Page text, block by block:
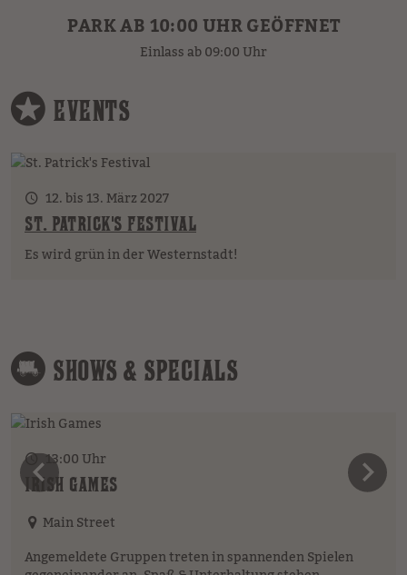
PARK AB 10:00 UHR GEÖFFNET
Einlass ab 09:00 Uhr
EVENTS
12. bis 13. März 2027
ST. PATRICK'S FESTIVAL
Es wird grün in der Westernstadt!
SHOWS & SPECIALS
13:00 Uhr
IRISH GAMES
Main Street
Angemeldete Gruppen treten in spannenden Spielen
vorheriges Element